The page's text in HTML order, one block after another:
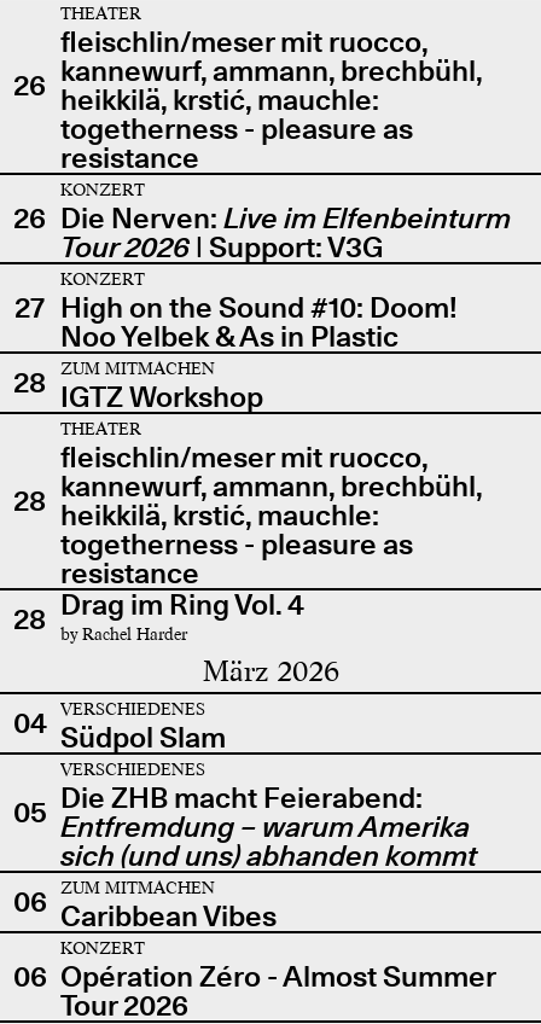
26
THEATER
fleischlin/meser mit ruocco,
kannewurf, ammann, brechbühl,
heikkilä, krstić, mauchle:
togetherness - pleasure as
resistance
26
KONZERT
Die Nerven: Live im Elfenbeinturm
Tour 2026| Support: V3G
27
KONZERT
High on the Sound #10: Doom!
Noo Yelbek & As in Plastic
28
ZUM MITMACHEN
IGTZ Workshop
28
THEATER
fleischlin/meser mit ruocco,
kannewurf, ammann, brechbühl,
heikkilä, krstić, mauchle:
togetherness - pleasure as
resistance
28 Drag im Ring Vol. 4
by Rachel Harder
März 2026
04 VERSCHIEDENES
Südpol Slam
05
VERSCHIEDENES
Die ZHB macht Feierabend:
Entfremdung – warum Amerika
sich (und uns) abhanden kommt
06
ZUM MITMACHEN
Caribbean Vibes
06
KONZERT
Opération Zéro - Almost Summer
Tour 2026